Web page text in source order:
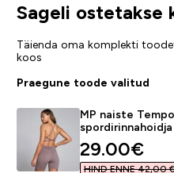
Sageli ostetakse
Täienda oma komplekti
koos
Praegune toode valitud
MP naiste
discounted
29.00€‎
HIND ENNE 42,00